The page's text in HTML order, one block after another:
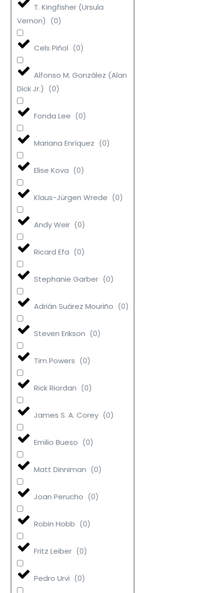
T. Kingfisher (Ursula
Vernon) (0)
Cels Piñol (0)
Alfonso M. González (Alan
Dick Jr.) (0)
Fonda Lee (0)
Mariana Enríquez (0)
Elise Kova (0)
Klaus-Jürgen Wrede (0)
Andy Weir (0)
Ricard Efa (0)
Stephanie Garber (0)
Adrián Suárez Mouriño (0)
Steven Erikson (0)
Tim Powers (0)
Rick Riordan (0)
James S. A. Corey (0)
Emilio Bueso (0)
Matt Dinniman (0)
Joan Perucho (0)
Robin Hobb (0)
Fritz Leiber (0)
Pedro Urvi (0)